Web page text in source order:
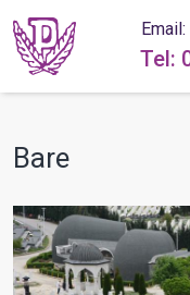
Tel:
Bare